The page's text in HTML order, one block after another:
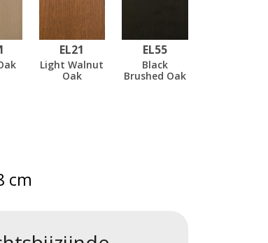
EL21
Light Walnut
Oak
EL55
Black
Brushed Oak
cm